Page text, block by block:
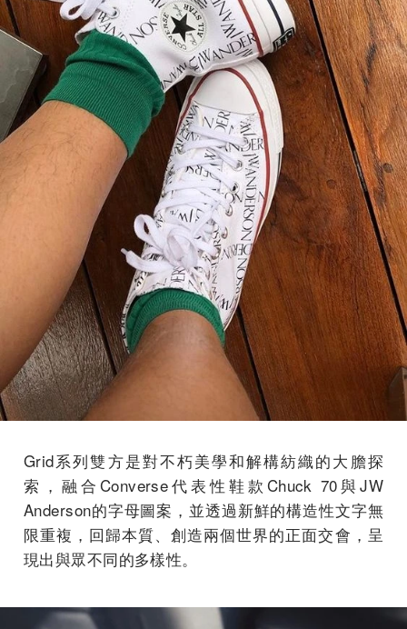
Grid系列雙方是對不朽美學和解構紡織的大膽探
索，融合Converse代表性鞋款Chuck 70與JW
Anderson的字母圖案，並透過新鮮的構造性文字無
限重複，回歸本質、創造兩個世界的正面交會，呈
現出與眾不同的多樣性。